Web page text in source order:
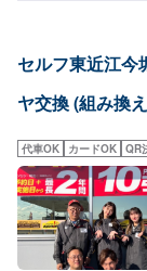
セルフ東近江今
ヤ交換 (組み換
代車OK カードOK QR